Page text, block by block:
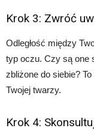
Krok 3: Zwróć
Odległość między
typ oczu. Czy są one
zbliżone do siebie?
Twojej twarzy.
Krok 4: